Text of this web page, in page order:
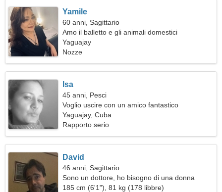
Yamile
60 anni, Sagittario
Amo il balletto e gli animali domestici
Yaguajay
Nozze
Isa
45 anni, Pesci
Voglio uscire con un amico fantastico
Yaguajay, Cuba
Rapporto serio
David
46 anni, Sagittario
Sono un dottore, ho bisogno di una donna
insolita
185 cm (6'1"), 81 kg (178 libbre)